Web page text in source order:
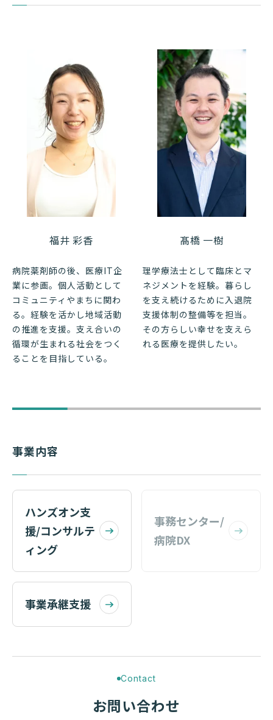
東京都台東区
福井 彩香
病院薬剤師の後、医療IT企
業に参画。個人活動として
コミュニティやまちに関わ
る。経験を活かし地域活動
の推進を支援。支え合いの
循環が生まれる社会をつく
ることを目指している。
髙橋 一樹
理学療法士として臨床とマ
ネジメントを経験。暮らし
を支え続けるために入退院
支援体制の整備等を担当。
その方らしい幸せを支えら
れる医療を提供したい。
事業内容
ハンズオン支
援/コンサルテ
ィング
事務センター/
病院DX
事業承継支援
Contact
お問い合わせ